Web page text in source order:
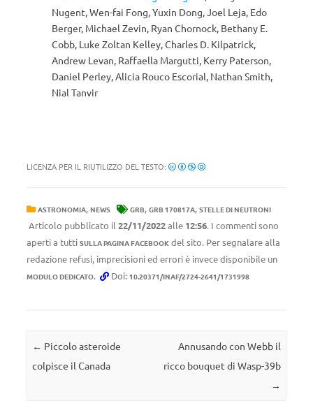
Nugent, Wen-fai Fong, Yuxin Dong, Joel Leja, Edo
Berger, Michael Zevin, Ryan Chornock, Bethany E.
Cobb, Luke Zoltan Kelley, Charles D. Kilpatrick,
Andrew Levan, Raffaella Margutti, Kerry Paterson,
Daniel Perley, Alicia Rouco Escorial, Nathan Smith,
Nial Tanvir
LICENZA PER IL RIUTILIZZO DEL TESTO:
ASTRONOMIA, NEWS GRB, GRB 170817A, STELLE DI NEUTRONI
Articolo pubblicato il 22/11/2022alle 12:56. I commenti sono
aperti a tutti SULLA PAGINA FACEBOOK del sito. Per segnalare alla
redazione refusi, imprecisioni ed errori è invece disponibile un
MODULO DEDICATO. Doi: 10.20371/INAF/2724-2641/1731998
Navigazione articolo
← Piccolo asteroide
colpisce il Canada
Annusando con Webb il
ricco bouquet di Wasp-39b
→